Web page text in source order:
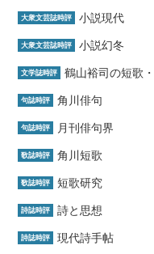
大衆文芸誌時評 小説現代
大衆文芸誌時評 小説幻冬
文学誌時評 鶴山裕司の短歌
句誌時評 角川俳句
句誌時評 月刊俳句界
歌誌時評 角川短歌
歌誌時評 短歌研究
詩誌時評 詩と思想
詩誌時評 現代詩手帖